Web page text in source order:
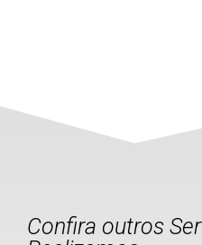
Confira outros